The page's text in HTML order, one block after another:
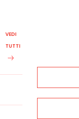
VEDI
TUTTI